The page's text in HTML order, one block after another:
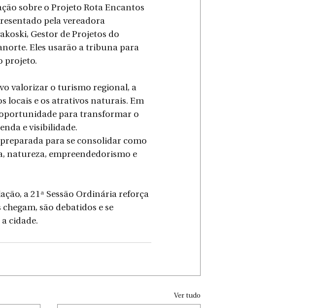
sobre o Projeto Rota Encantos
pela vereadora
Gestor de Projetos do
Eles usarão a tribuna para
projeto.
valorizar o turismo regional, a
locais e os atrativos naturais. Em
para transformar o
e visibilidade.
para se consolidar como
empreendedorismo e
a 21ª Sessão Ordinária reforça
são debatidos e se
cidade.
Ver tudo